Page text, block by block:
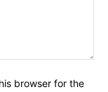
browser for the